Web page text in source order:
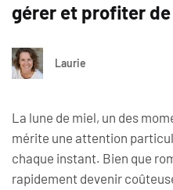
gérer et profiter de
Laurie
La lune de miel, un des
mérite une attention
chaque instant. Bien que
rapidement devenir